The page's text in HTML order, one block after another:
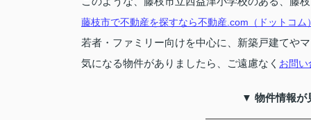
藤枝市で不動産を探すなら不動産.com（ドットコム
若者・ファミリー向けを中心に、新築戸建てや
気になる物件がありましたら、ご遠慮なく お問い
▼ 物件情報が